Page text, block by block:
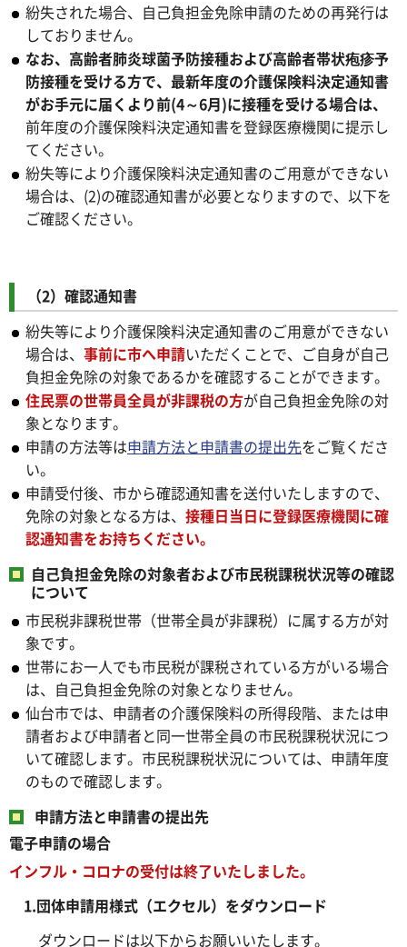
紛失された場合、自己負担金免除申請のための再発行は
しておりません。
なお、高齢者肺炎球菌予防接種および高齢者帯状疱疹予
防接種を受ける方で、最新年度の介護保険料決定通知書
がお手元に届くより前(4～6月)に接種を受ける場合は、
前年度の介護保険料決定通知書を登録医療機関に提示し
てください。
紛失等により介護保険料決定通知書のご用意ができない
場合は、(2)の確認通知書が必要となりますので、以下を
ご確認ください。
（2）確認通知書
紛失等により介護保険料決定通知書のご用意ができない
場合は、 事前に市へ申請いただくことで、ご自身が自己
負担金免除の対象であるかを確認することができます。
住民票の世帯員全員が非課税の方が自己負担金免除の対
象となります。
申請の方法等は申請方法と申請書の提出先をご覧くださ
い。
申請受付後、市から確認通知書を送付いたしますので、
免除の対象となる方は、 接種日当日に登録医療機関に確
認通知書をお持ちください。
自己負担金免除の対象者および市民税課税状況等の確認
について
市民税非課税世帯（世帯全員が非課税）に属する方が対
象です。
世帯にお一人でも市民税が課税されている方がいる場合
は、自己負担金免除の対象となりません。
仙台市では、申請者の介護保険料の所得段階、または申
請者および申請者と同一世帯全員の市民税課税状況につ
いて確認します。市民税課税状況については、申請年度
のもので確認します。
申請方法と申請書の提出先
電子申請の場合
インフル・コロナの受付は終了いたしました。
1.団体申請用様式（エクセル）をダウンロード
ダウンロードは以下からお願いいたします。